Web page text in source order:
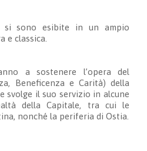
si sono esibite in un ampio
e classica.
a sostenere l’opera del
Beneficenza e Carità) della
svolge il suo servizio in alcune
della Capitale, tra cui le
nonché la periferia di Ostia.